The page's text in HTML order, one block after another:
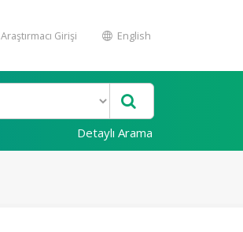
Araştırmacı Girişi English
Detaylı Arama